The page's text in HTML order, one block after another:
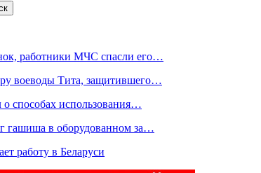
работники МЧС спасли его…
воеводы Тита, защитившего…
о способах использования…
гашиша в оборудованном за…
работу в Беларуси